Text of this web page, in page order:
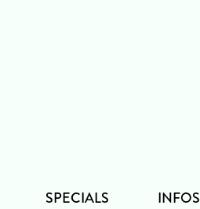
SPECIALS INFOS